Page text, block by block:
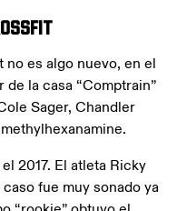
es algo nuevo, en el
la casa “Comptrain”
Sager, Chandler
2017. El atleta Ricky
fue muy sonado ya